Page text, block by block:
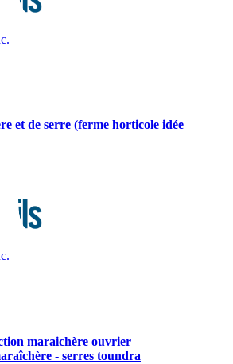
et de serre (ferme horticole idée
maraichère ouvrier
- serres toundra